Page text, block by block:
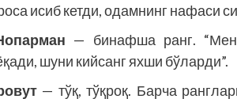
исиб кетди, одамнинг нафаси
— бинафша ранг.
шуни кийсанг яхши бўларди”.
— тўқ, тўқроқ. Барча